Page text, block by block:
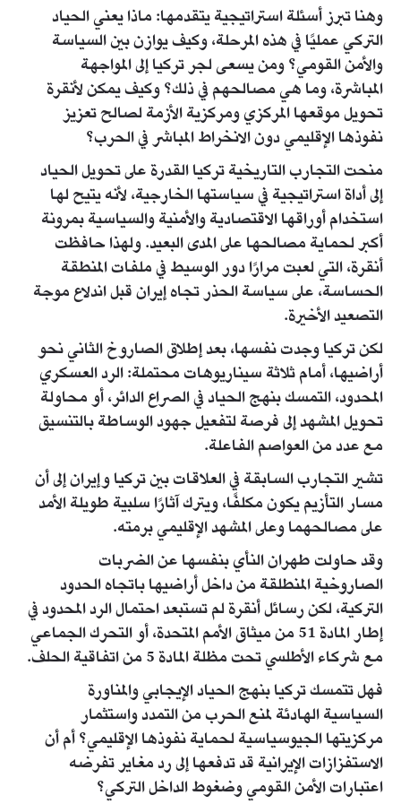
وهنا تبرز أسئلة استراتيجية يتقدمها: ماذا يعني الحياد
التركي عمليًا في هذه المرحلة، وكيف يوازن بين السياسة
والأمن القومي؟ ومن يسعى لجر تركيا إلى المواجهة
المباشرة، وما هي مصالحهم في ذلك؟ وكيف يمكن لأنقرة
تحويل موقعها المركزي ومركزية الأزمة لصالح تعزيز
نفوذها الإقليمي دون الانخراط المباشر في الحرب؟
منحت التجارب التاريخية تركيا القدرة على تحويل الحياد
إلى أداة استراتيجية في سياستها الخارجية، لأنه يتيح لها
استخدام أوراقها الاقتصادية والأمنية والسياسية بمرونة
أكبر لحماية مصالحها على المدى البعيد. ولهذا حافظت
أنقرة، التي لعبت مرارًا دور الوسيط في ملفات المنطقة
الحساسة، على سياسة الحذر تجاه إيران قبل اندلاع موجة
التصعيد الأخيرة.
لكن تركيا وجدت نفسها، بعد إطلاق الصاروخ الثاني نحو
أراضيها، أمام ثلاثة سيناريوهات محتملة: الرد العسكري
المحدود، التمسك بنهج الحياد في الصراع الدائر، أو محاولة
تحويل المشهد إلى فرصة لتفعيل جهود الوساطة بالتنسيق
مع عدد من العواصم الفاعلة.
تشير التجارب السابقة في العلاقات بين تركيا وإيران إلى أن
مسار التأزيم يكون مكلفًا، ويترك آثارًا سلبية طويلة الأمد
على مصالحهما وعلى المشهد الإقليمي برمته.
وقد حاولت طهران النأي بنفسها عن الضربات
الصاروخية المنطلقة من داخل أراضيها باتجاه الحدود
التركية، لكن رسائل أنقرة لم تستبعد احتمال الرد المحدود في
إطار المادة 51 من ميثاق الأمم المتحدة، أو التحرك الجماعي
مع شركاء الأطلسي تحت مظلة المادة 5 من اتفاقية الحلف.
فهل تتمسك تركيا بنهج الحياد الإيجابي والمناورة
السياسية الهادئة لمنع الحرب من التمدد واستثمار
مركزيتها الجيوسياسية لحماية نفوذها الإقليمي؟ أم أن
الاستفزازات الإيرانية قد تدفعها إلى رد مغاير تفرضه
اعتبارات الأمن القومي وضغوط الداخل التركي؟